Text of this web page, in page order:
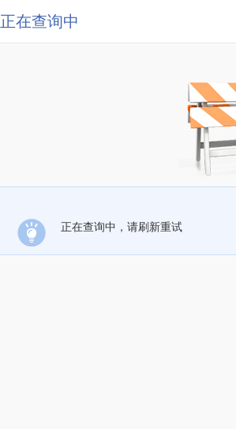
正在查询中
正在查询中，请刷新重试